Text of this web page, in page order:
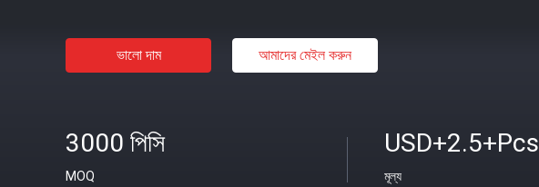
ভালো দাম আমাদের মেইল ​​করুন
3000 পিসি
MOQ
USD+2.5+Pcs
মূল্য